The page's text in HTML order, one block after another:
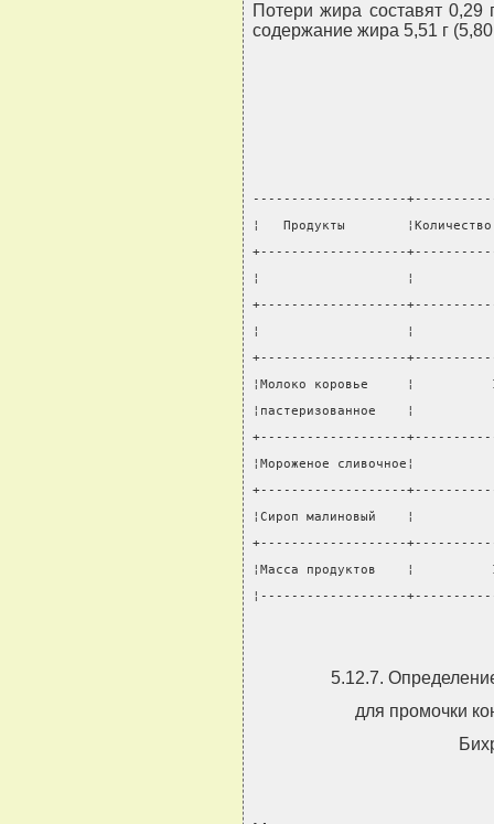
Потери жира составят 0,29
содержание жира 5,51 г
--------------------
¦   Продукты
+-------------------
¦                   ¦
+-------------------
¦                   ¦
+-------------------
¦Молоко коровье     ¦
¦пастеризованное    ¦
+-------------------
¦Мороженое сливочное¦
+-------------------
¦Сироп малиновый    ¦
+-------------------
¦Масса продуктов    ¦
¦-------------------
5.12.7.
для промочки